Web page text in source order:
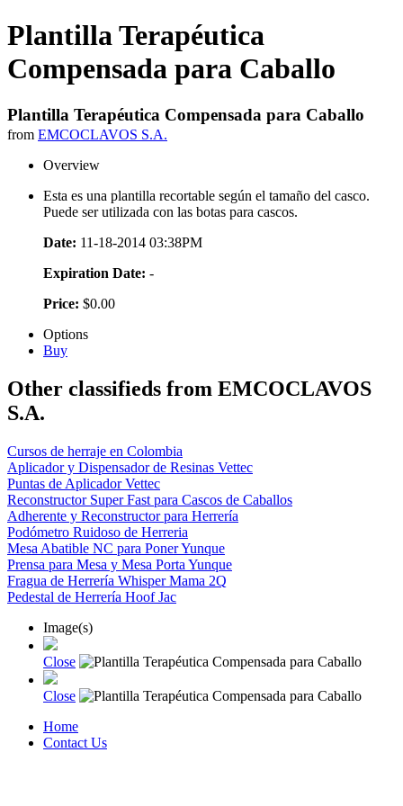
Plantilla Terapéutica
Compensada para Caballo
Plantilla Terapéutica Compensada para Caballo
from EMCOCLAVOS S.A.
Overview
Esta es una plantilla recortable según el tamaño del casco.
Puede ser utilizada con las botas para cascos.
Date: 11-18-2014 03:38PM
Expiration Date: -
Price: $0.00
Options
Buy
Other classifieds from EMCOCLAVOS
S.A.
Cursos de herraje en Colombia
Aplicador y Dispensador de Resinas Vettec
Puntas de Aplicador Vettec
Reconstructor Super Fast para Cascos de Caballos
Adherente y Reconstructor para Herrería
Podómetro Ruidoso de Herreria
Mesa Abatible NC para Poner Yunque
Prensa para Mesa y Mesa Porta Yunque
Fragua de Herrería Whisper Mama 2Q
Pedestal de Herrería Hoof Jac
Image(s)
Close
Close
Home
Contact Us